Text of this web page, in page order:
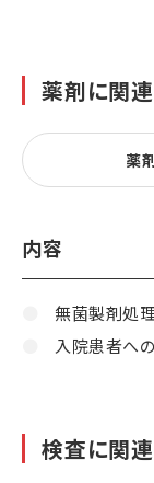
薬剤に関
薬
内容
無菌製剤処
入院患者へ
検査に関